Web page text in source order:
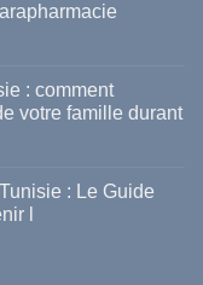
: comment
votre famille durant
: Le Guide
l